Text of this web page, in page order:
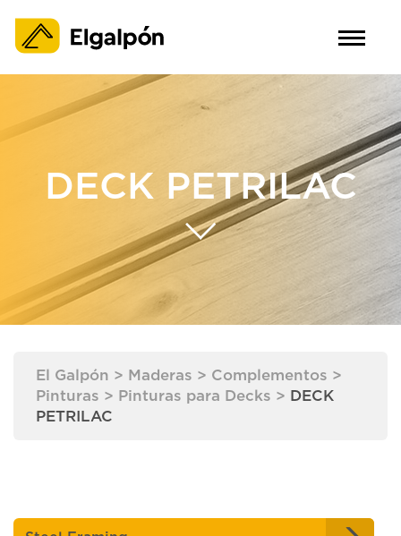
DECK PETRILAC
El Galpón > Maderas > Complementos >
Pinturas > Pinturas para Decks > DECK
PETRILAC